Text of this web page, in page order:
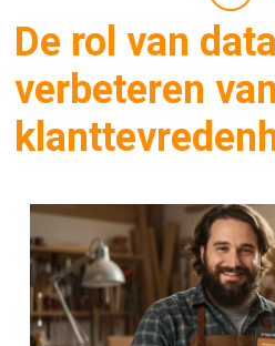
De rol van
verbeteren